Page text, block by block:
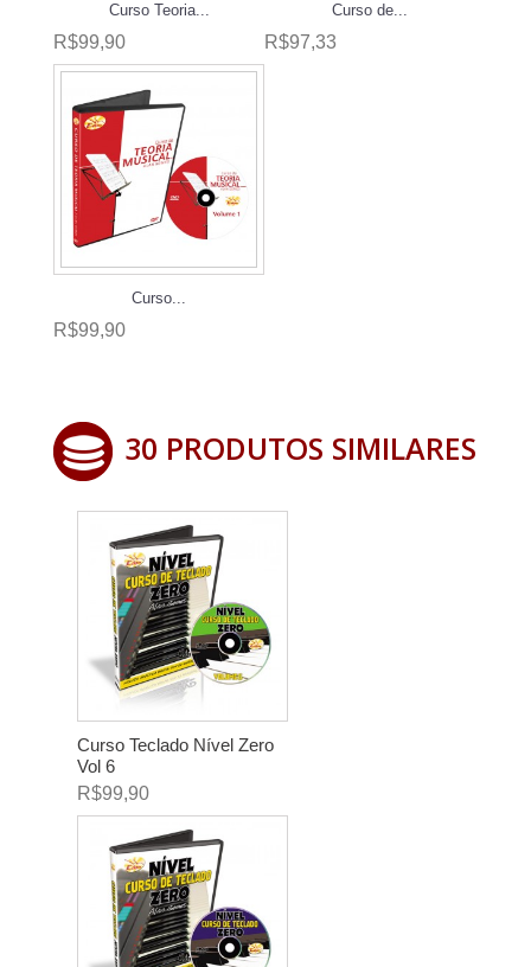
Curso Teoria...
R$99,90
Curso de...
R$97,33
Curso...
R$99,90
30 PRODUTOS SIMILARES
Curso Teclado Nível Zero
Vol 6
R$99,90